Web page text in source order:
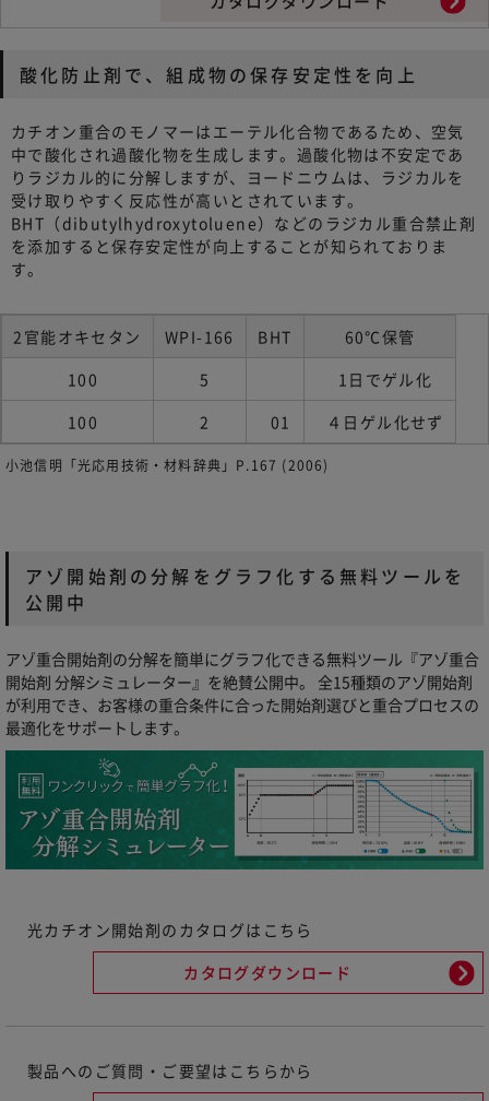
酸化防止剤で、組成物の保存安定性を向上
カチオン重合のモノマーはエーテル化合物であるため、空気
中で酸化され過酸化物を生成します。過酸化物は不安定であ
りラジカル的に分解しますが、ヨードニウムは、ラジカルを
受け取りやすく反応性が高いとされています。
BHT（dibutylhydroxytoluene）などのラジカル重合禁止剤
を添加すると保存安定性が向上することが知られておりま
す。
2官能オキセタン WPI-166 BHT
60℃保管
100
5
1日でゲル化
100
2 01 ４日ゲル化せず
小池信明「光応用技術・材料辞典」P.167 (2006)
アゾ開始剤の分解をグラフ化する無料ツールを
公開中
アゾ重合開始剤の分解を簡単にグラフ化できる無料ツール『アゾ重合
開始剤 分解シミュレーター』を絶賛公開中。 全15種類のアゾ開始剤
が利用でき、お客様の重合条件に合った開始剤選びと重合プロセスの
最適化をサポートします。
光カチオン開始剤のカタログはこちら
カタログダウンロード
製品へのご質問・ご要望はこちらから